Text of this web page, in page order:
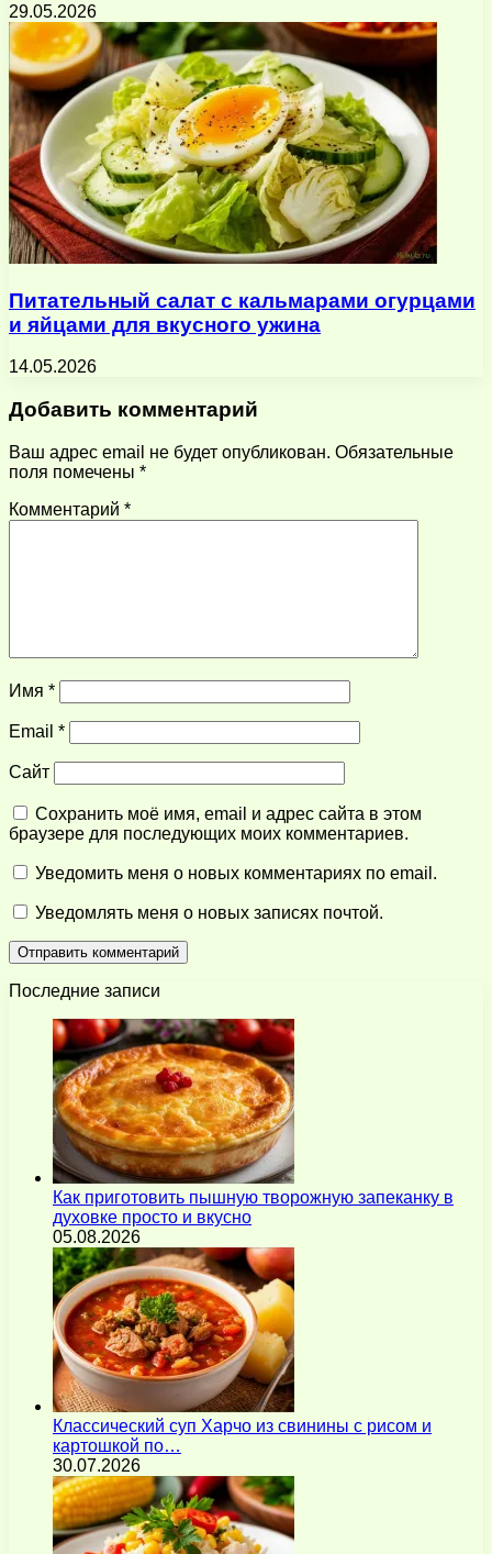
29.05.2026
Питательный салат с кальмарами огурцами
и яйцами для вкусного ужина
14.05.2026
Добавить комментарий
Ваш адрес email не будет опубликован. Обязательные
поля помечены *
Комментарий *
Имя *
Email *
Сайт
Сохранить моё имя, email и адрес сайта в этом
браузере для последующих моих комментариев.
Уведомить меня о новых комментариях по email.
Уведомлять меня о новых записях почтой.
Последние записи
Как приготовить пышную творожную запеканку в
духовке просто и вкусно
05.08.2026
Классический суп Харчо из свинины с рисом и
картошкой по…
30.07.2026